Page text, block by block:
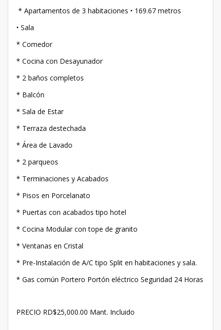
* Apartamentos de 3 habitaciones • 169.67 metros
⁠• Sala
* Comedor
* Cocina con Desayunador
* ⁠2 baños completos
* ⁠Balcón
* ⁠Sala de Estar
* ⁠Terraza destechada
* ⁠Área de Lavado
* ⁠2 parqueos
* Terminaciones y Acabados
* ⁠Pisos en Porcelanato
* ⁠Puertas con acabados tipo hotel
* Cocina Modular con tope de granito
* ⁠Ventanas en Cristal
* ⁠Pre-Instalación de A/C tipo Split en habitaciones y sala.
* Gas común Portero Portón eléctrico Seguridad 24 Horas
PRECIO RD$25,000.00 Mant. Incluido